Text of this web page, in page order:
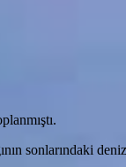
sonlarındaki